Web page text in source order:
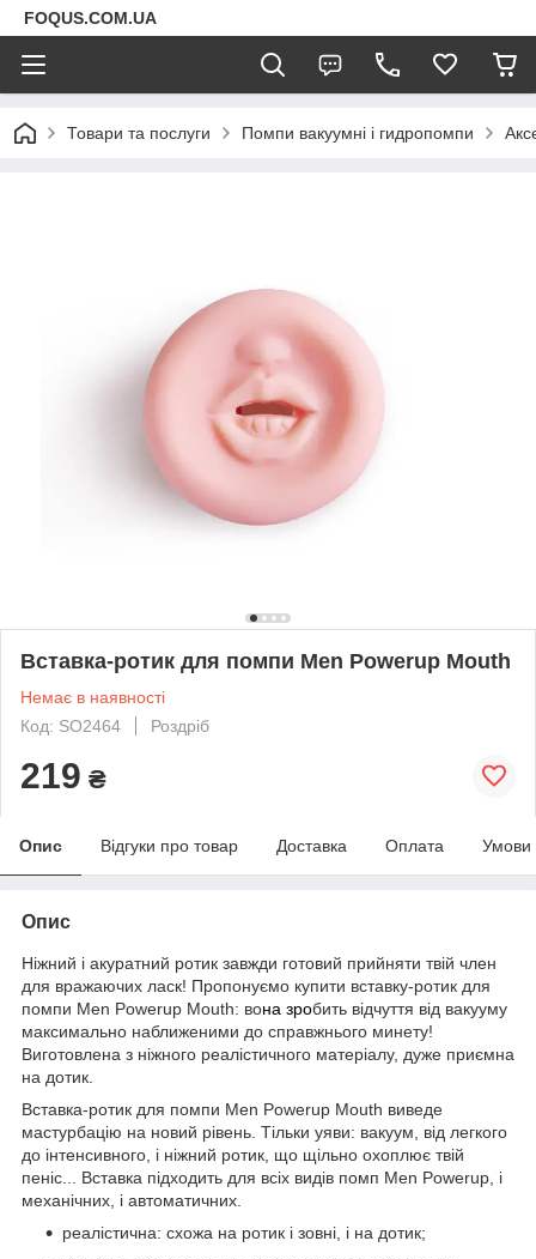
FOQUS.COM.UA
Товари та послуги Помпи вакуумні і гидропомпи
Вставка-ротик для помпи Men Powerup Mouth
Немає в наявності
Код: SO2464
Роздріб
219 ₴
Опис Відгуки про товар Доставка Оплата Умови
Опис
Ніжний і акуратний ротик завжди готовий прийняти твій член
для вражаючих ласк! Пропонуємо купити вставку-ротик для
помпи Men Powerup Mouth: вона зробить відчуття від вакууму
максимально наближеними до справжнього минету!
Виготовлена ​​з ніжного реалістичного матеріалу, дуже приємна
на дотик.
Вставка-ротик для помпи Men Powerup Mouth виведе
мастурбацію на новий рівень. Тільки уяви: вакуум, від легкого
до інтенсивного, і ніжний ротик, що щільно охоплює твій
пеніс... Вставка підходить для всіх видів помп Men Powerup, і
механічних, і автоматичних.
реалістична: схожа на ротик і зовні, і на дотик;